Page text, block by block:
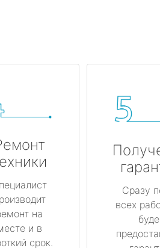
на
и в
срок.
Сразу
всех